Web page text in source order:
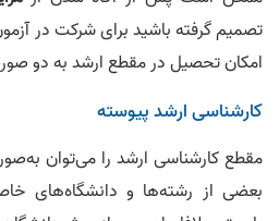
تصمیم گرفته باشید برای شرکت در
امکان تحصیل در مقطع ارشد به دو
کارشناسی ارشد پیوسته
مقطع کارشناسی ارشد را می‌توان
بعضی از رشته‌ها و دانشگاه‌های